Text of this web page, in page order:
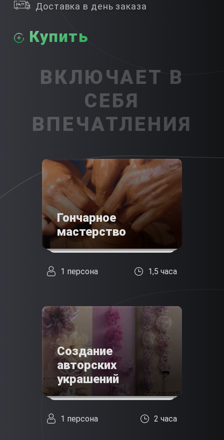
Доставка в день заказа
Купить
ВКЛЮЧАЕТ В
СЕБЯ
ВПЕЧАТЛЕНИЯ
Гончарное
мастерство
1 персона 1,5 часа
Создание
авторских
украшений
1 персона 2 часа